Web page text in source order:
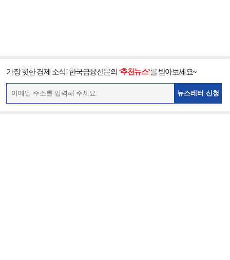
가장 핫한 경제 소식! 한국금융신문의 ‘추천뉴스’를 받아보세요~
뉴스레터 신청